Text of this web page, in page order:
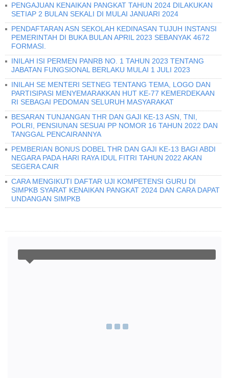
PENGAJUAN KENAIKAN PANGKAT TAHUN 2024 DILAKUKAN
SETIAP 2 BULAN SEKALI DI MULAI JANUARI 2024
PENDAFTARAN ASN SEKOLAH KEDINASAN TUJUH INSTANSI
PEMERINTAH DI BUKA BULAN APRIL 2023 SEBANYAK 4672
FORMASI.
INILAH ISI PERMEN PANRB NO. 1 TAHUN 2023 TENTANG
JABATAN FUNGSIONAL BERLAKU MULAI 1 JULI 2023
INILAH SE MENTERI SETNEG TENTANG TEMA, LOGO DAN
PARTISIPASI MENYEMARAKKAN HUT KE-77 KEMERDEKAAN
RI SEBAGAI PEDOMAN SELURUH MASYARAKAT
BESARAN TUNJANGAN THR DAN GAJI KE-13 ASN, TNI,
POLRI, PENSIUNAN SESUAI PP NOMOR 16 TAHUN 2022 DAN
TANGGAL PENCAIRANNYA
PEMBERIAN BONUS DOBEL THR DAN GAJI KE-13 BAGI ABDI
NEGARA PADA HARI RAYA IDUL FITRI TAHUN 2022 AKAN
SEGERA CAIR
CARA MENGIKUTI DAFTAR UJI KOMPETENSI GURU DI
SIMPKB SYARAT KENAIKAN PANGKAT 2024 DAN CARA DAPAT
UNDANGAN SIMPKB